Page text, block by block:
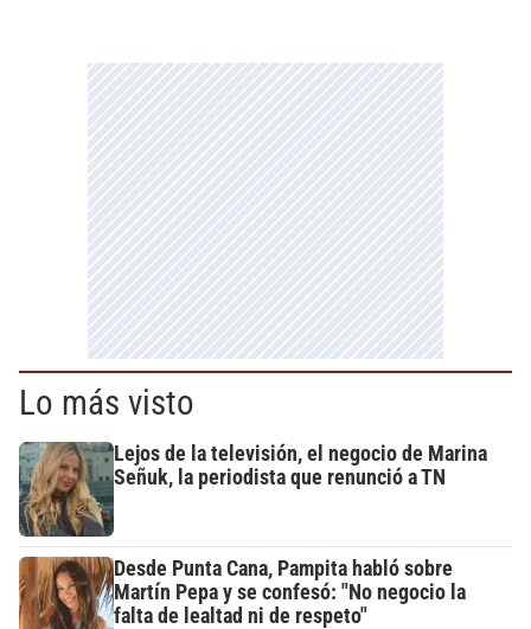
Lo más visto
Lejos de la televisión, el negocio de Marina
Señuk, la periodista que renunció a TN
Desde Punta Cana, Pampita habló sobre
Martín Pepa y se confesó: "No negocio la
falta de lealtad ni de respeto"